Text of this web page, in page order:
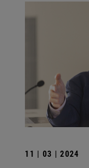
11 | 03 | 2024